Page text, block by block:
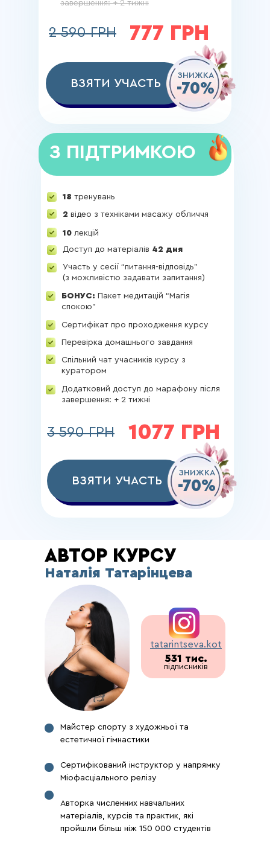
10 лекцій
2 відео з техніками масажу обличчя
Доступ до матеріалів 42 дня
Участь у сесії “питання-відповідь”
(з можливістю задавати запитання)
БОНУС: Пакет медитацій “Магія
спокою”
2 590 ГРН
3 590 ГРН
Сертифікат про проходження курсу
777 ГРН
1077 ГРН
Спільний чат учасників курсу з
куратором
Додатковий доступ до марафону після
завершення: + 2 тижні
18 тренувань
завершення: + 2 тижні
З ПІДТРИМКОЮ
Перевірка домашнього завдання
ВЗЯТИ УЧАСТЬ -70%
ЗНИЖКА
ВЗЯТИ УЧАСТЬ -70%
ЗНИЖКА
АВТОР КУРСУ
Наталія Татарінцева
Майстер спорту з художньої та
естетичної гімнастики
Сертифікований інструктор у напрямку
Міофасціального релізу
Авторка численних навчальних
матеріалів, курсів та практик, які
пройшли більш ніж 150 000 студентів
tatarintseva.kot
531 тис.
підписників